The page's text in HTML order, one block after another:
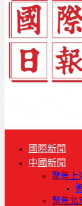
國際新聞
中國新聞
聚焦上
聚焦北